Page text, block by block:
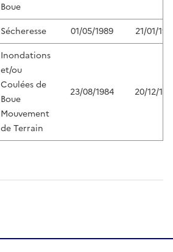
Boue
Sécheresse 01/05/1989 21/01/
Inondations
et/ou
Coulées de
Boue
Mouvement
de Terrain
23/08/1984 20/12/